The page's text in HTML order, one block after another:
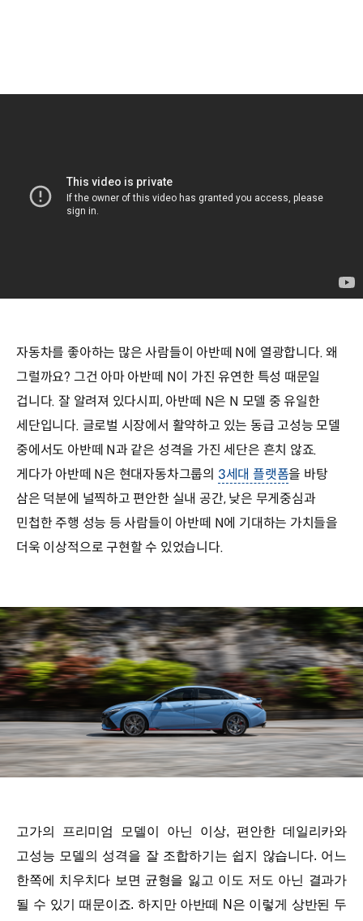
자동차를 좋아하는 많은 사람들이 아반떼 N에 열광합니다. 왜
그럴까요? 그건 아마 아반떼 N이 가진 유연한 특성 때문일
겁니다. 잘 알려져 있다시피, 아반떼 N은 N 모델 중 유일한
세단입니다. 글로벌 시장에서 활약하고 있는 동급 고성능 모델
중에서도 아반떼 N과 같은 성격을 가진 세단은 흔치 않죠.
게다가 아반떼 N은 현대자동차그룹의 3세대 플랫폼을 바탕
삼은 덕분에 널찍하고 편안한 실내 공간, 낮은 무게중심과
민첩한 주행 성능 등 사람들이 아반떼 N에 기대하는 가치들을
더욱 이상적으로 구현할 수 있었습니다.
고가의 프리미엄 모델이 아닌 이상, 편안한 데일리카와
고성능 모델의 성격을 잘 조합하기는 쉽지 않습니다. 어느
한쪽에 치우치다 보면 균형을 잃고 이도 저도 아닌 결과가
될 수 있기 때문이죠. 하지만 아반떼 N은 이렇게 상반된 두